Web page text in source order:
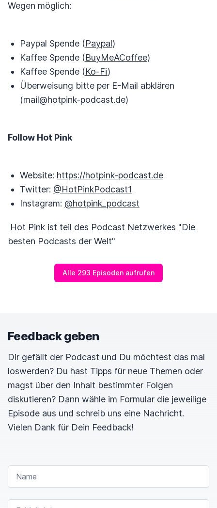
Wegen möglich:
Paypal Spende (Paypal)
Kaffee Spende (BuyMeACoffee)
Kaffee Spende (Ko-Fi)
Überweisung bitte per E-Mail abklären
(mail@hotpink-podcast.de)
Follow Hot Pink
Website: https://hotpink-podcast.de
Twitter: @HotPinkPodcast1
Instagram: @hotpink_podcast
Hot Pink ist teil des Podcast Netzwerkes "Die
besten Podcasts der Welt"
Alle 293 Episoden aufrufen
Feedback geben
Dir gefällt der Podcast und Du möchtest das mal
loswerden? Du hast Tipps für neue Themen oder
magst über den Inhalt bestimmter Folgen
diskutieren? Dann wähle im Formular die jeweilige
Episode aus und schreib uns eine Nachricht.
Vielen Dank für Dein Feedback!
NAME
E-MAIL-ADRESSE